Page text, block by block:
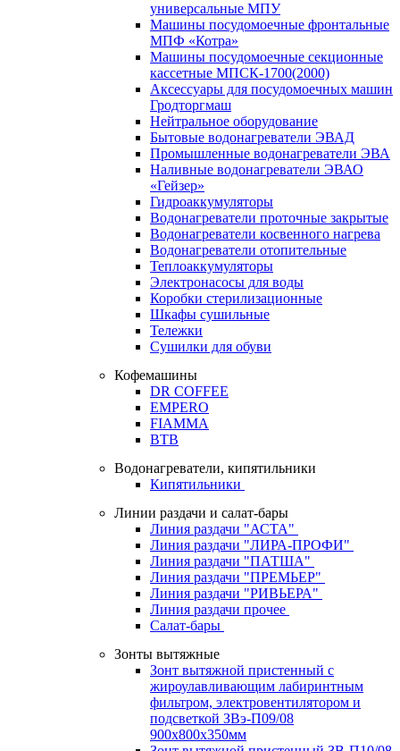
универсальные МПУ
Машины посудомоечные фронтальные
МПФ «Котра»
Машины посудомоечные секционные
кассетные МПСК-1700(2000)
Аксессуары для посудомоечных машин
Гродторгмаш
Нейтральное оборудование
Бытовые водонагреватели ЭВАД
Промышленные водонагреватели ЭВА
Наливные водонагреватели ЭВАО
«Гейзер»
Гидроаккумуляторы
Водонагреватели проточные закрытые
Водонагреватели косвенного нагрева
Водонагреватели отопительные
Теплоаккумуляторы
Электронасосы для воды
Коробки стерилизационные
Шкафы сушильные
Тележки
Сушилки для обуви
Кофемашины
DR COFFEE
EMPERO
FIAMMA
BTB
Водонагреватели, кипятильники
Кипятильники
Линии раздачи и салат-бары
Линия раздачи "АСТА"
Линия раздачи "ЛИРА-ПРОФИ"
Линия раздачи "ПАТША"
Линия раздачи "ПРЕМЬЕР"
Линия раздачи "РИВЬЕРА"
Линия раздачи прочее
Салат-бары
Зонты вытяжные
Зонт вытяжной пристенный с
жироулавливающим лабиринтным
фильтром, электровентилятором и
подсветкой ЗВэ-П09/08
900х800х350мм